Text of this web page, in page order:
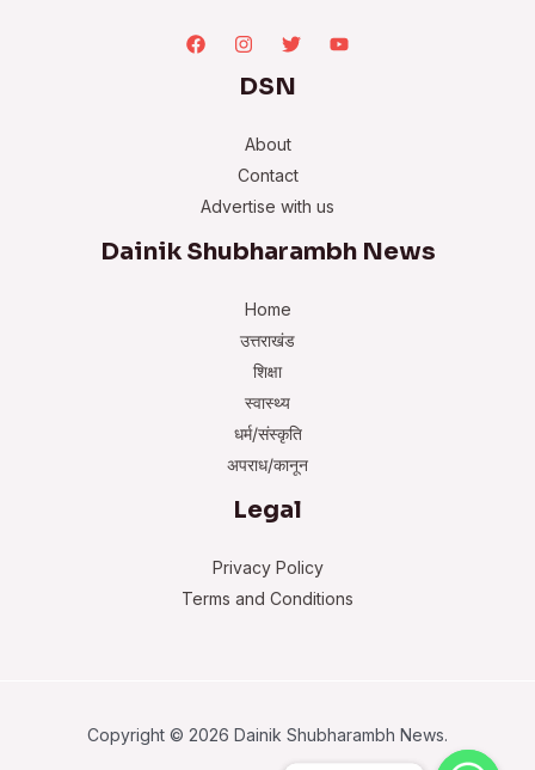
DSN
About
Contact
Advertise with us
Dainik Shubharambh News
Home
उत्तराखंड
शिक्षा
स्वास्थ्य
धर्म/संस्कृति
अपराध/कानून
Legal
Privacy Policy
Terms and Conditions
Copyright © 2026 Dainik Shubharambh News.